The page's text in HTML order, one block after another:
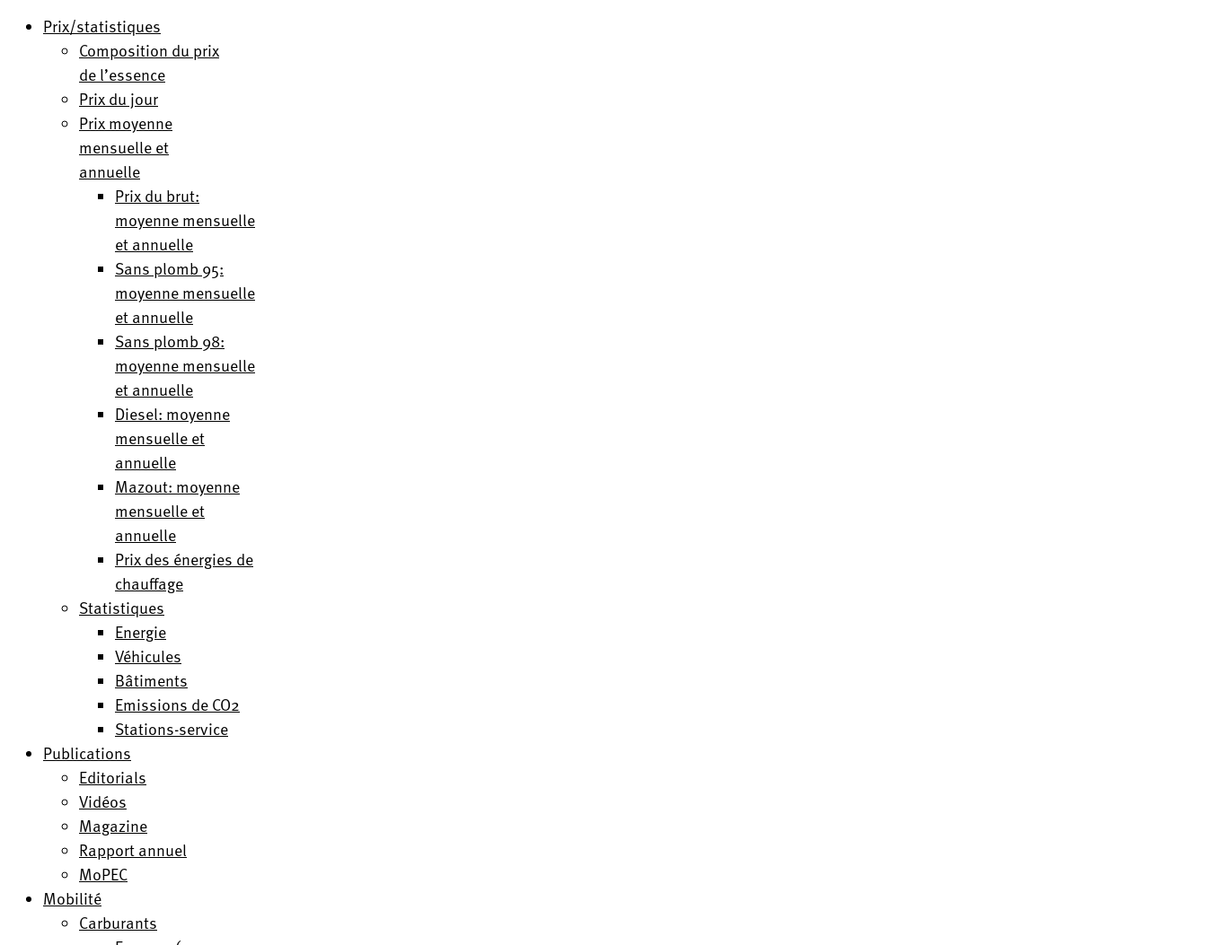
Prix/statistiques
Composition du prix
de l’essence
Prix du jour
Prix moyenne
mensuelle et
annuelle
Prix du brut:
moyenne mensuelle
et annuelle
Sans plomb 95:
moyenne mensuelle
et annuelle
Sans plomb 98:
moyenne mensuelle
et annuelle
Diesel: moyenne
mensuelle et
annuelle
Mazout: moyenne
mensuelle et
annuelle
Prix des énergies de
chauffage
Statistiques
Energie
Véhicules
Bâtiments
Emissions de CO2
Stations-service
Publications
Editorials
Vidéos
Magazine
Rapport annuel
MoPEC
Mobilité
Carburants